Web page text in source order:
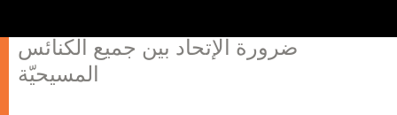
ضرورة الإتحاد بين جميع الكنائس
المسيحيّة